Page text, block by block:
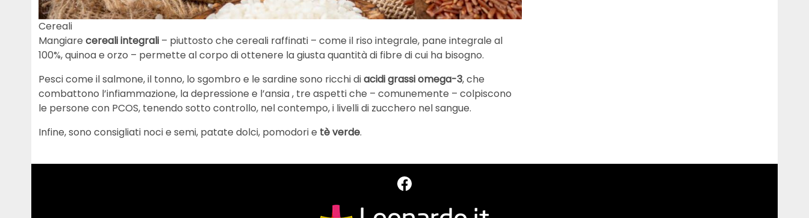
Cereali
Mangiare cereali integrali – piuttosto che cereali raffinati – come il riso integrale, pane integrale al
100%, quinoa e orzo – permette al corpo di ottenere la giusta quantità di fibre di cui ha bisogno.
Pesci come il salmone, il tonno, lo sgombro e le sardine sono ricchi diacidi grassi omega-3, che
combattono l’infiammazione, la depressione e l’ansia , tre aspetti che – comunemente – colpiscono
le persone con PCOS, tenendo sotto controllo, nel contempo, i livelli di zucchero nel sangue.
Infine, sono consigliati noci e semi, patate dolci, pomodori e tè verde.